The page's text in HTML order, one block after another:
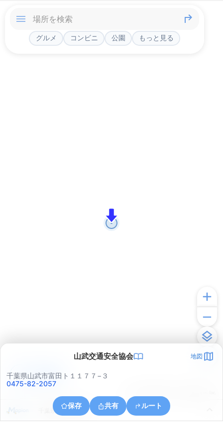
グルメ コンビニ 公園 もっと見る
山武交通安全協会 地図
千葉県山武市富田ト１１７７−３
0475-82-2057
保存 共有 ルート
千葉県山武市早船
アプリで見る